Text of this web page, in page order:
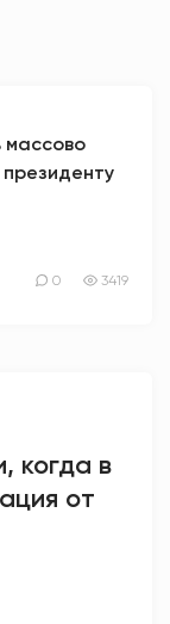
массово
0 3419
когда в
от